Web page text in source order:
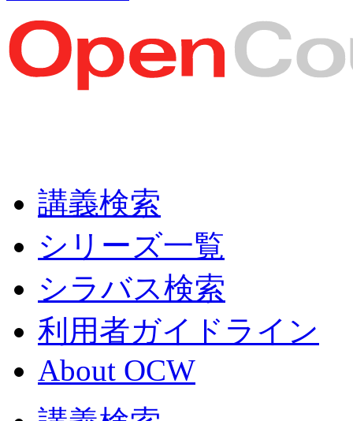
講義検索
シリーズ一覧
シラバス検索
利用者ガイドライン
About OCW